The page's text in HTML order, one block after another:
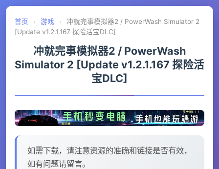
首页 › 游戏 ›
冲就完事模拟器2 / PowerWash Simulator 2
[Update v1.2.1.167 探险活宝DLC]
冲就完事模拟器2 / PowerWash
Simulator 2 [Update v1.2.1.167 探险活
宝DLC]
如需下载，请注意资源的准确和链接是否有效，
如有问题请留言。